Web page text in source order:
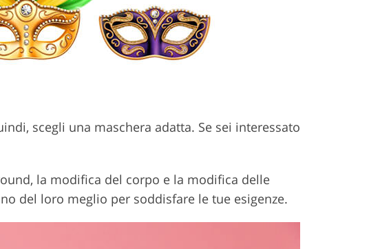
scegli una maschera adatta. Se sei interessato
la modifica del corpo e la modifica delle
del loro meglio per soddisfare le tue esigenze.